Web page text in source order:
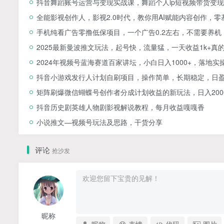
全能影视创作人，影视2.0时代，教你用AI赋能内容创作，​零
手机纯看广告零撸低保项目，一个广告0.2左右，不需要养机
2025最新曼波推文玩法，起号快，流量猛，一天收益1k+真
2024年视频号蓝海赛道百家讲坛，小白日入1000+，落地实
抖音小游戏发行人计划自刷项目，操作简单，长期稳定，日
矩阵刷爆微信蝴蝶号创作者分成计划收益的新玩法，日入
抖音历史剧英雄人物剧影视解说教程，每月收益嘎嘎香
小说推文—视频号玩法及思路，干货分享
评论 抢沙发
昵称